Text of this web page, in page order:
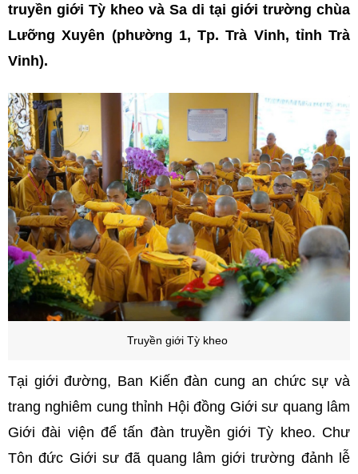
truyền giới Tỳ kheo và Sa di tại giới trường chùa
Lưỡng Xuyên (phường 1, Tp. Trà Vinh, tỉnh Trà
Vinh).
Truyền giới Tỳ kheo
Tại giới đường, Ban Kiến đàn cung an chức sự và
trang nghiêm cung thỉnh Hội đồng Giới sư quang lâm
Giới đài viện để tấn đàn truyền giới Tỳ kheo. Chư
Tôn đức Giới sư đã quang lâm giới trường đảnh lễ